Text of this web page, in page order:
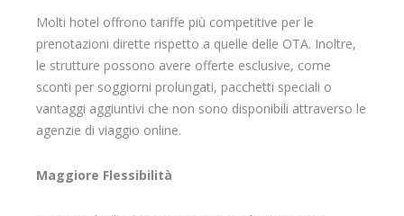
Molti hotel offrono tariffe più competitive per le
prenotazioni dirette rispetto a quelle delle OTA. Inoltre,
le strutture possono avere offerte esclusive, come
sconti per soggiorni prolungati, pacchetti speciali o
vantaggi aggiuntivi che non sono disponibili attraverso le
agenzie di viaggio online.
Maggiore Flessibilità